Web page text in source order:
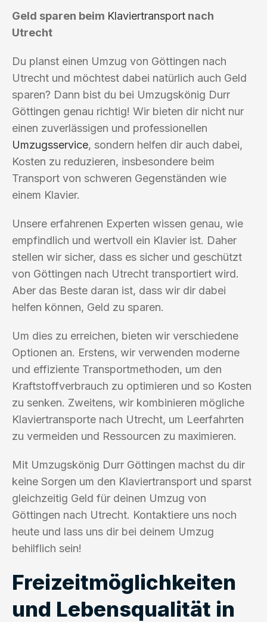
Geld sparen beim Klaviertransport nach
Utrecht
Du planst einen Umzug von Göttingen nach
Utrecht und möchtest dabei natürlich auch Geld
sparen? Dann bist du bei Umzugskönig Durr
Göttingen genau richtig! Wir bieten dir nicht nur
einen zuverlässigen und professionellen
Umzugsservice, sondern helfen dir auch dabei,
Kosten zu reduzieren, insbesondere beim
Transport von schweren Gegenständen wie
einem Klavier.
Unsere erfahrenen Experten wissen genau, wie
empfindlich und wertvoll ein Klavier ist. Daher
stellen wir sicher, dass es sicher und geschützt
von Göttingen nach Utrecht transportiert wird.
Aber das Beste daran ist, dass wir dir dabei
helfen können, Geld zu sparen.
Um dies zu erreichen, bieten wir verschiedene
Optionen an. Erstens, wir verwenden moderne
und effiziente Transportmethoden, um den
Kraftstoffverbrauch zu optimieren und so Kosten
zu senken. Zweitens, wir kombinieren mögliche
Klaviertransporte nach Utrecht, um Leerfahrten
zu vermeiden und Ressourcen zu maximieren.
Mit Umzugskönig Durr Göttingen machst du dir
keine Sorgen um den Klaviertransport und sparst
gleichzeitig Geld für deinen Umzug von
Göttingen nach Utrecht. Kontaktiere uns noch
heute und lass uns dir bei deinem Umzug
behilflich sein!
Freizeitmöglichkeiten
und Lebensqualität in